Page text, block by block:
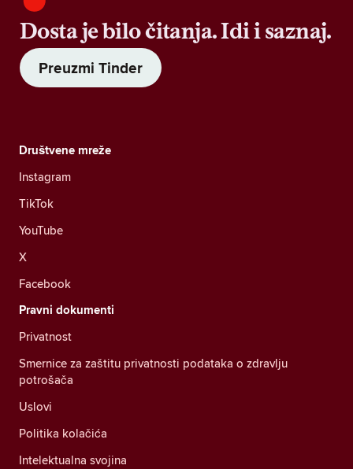
Dosta je bilo čitanja. Idi i saznaj.
Preuzmi Tinder
Društvene mreže
Instagram
TikTok
YouTube
X
Facebook
Pravni dokumenti
Privatnost
Smernice za zaštitu privatnosti podataka o zdravlju
potrošača
Uslovi
Politika kolačića
Intelektualna svojina